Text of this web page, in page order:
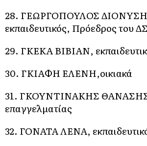
28. ΓΕΩΡΓΟΠΟΥΛΟΣ
εκπαιδευτικός, Πρόεδρος του
29. ΓΚΕΚΑ ΒΙΒΙΑΝ,
30. ΓΚΙΑΦΗ ΕΛΕΝΗ,οικιακά
31. ΓΚΟΥΝΤΙΝΑΚΗΣ
επαγγελματίας
32. ΓΟΝΑΤΑ ΛΕΝΑ,